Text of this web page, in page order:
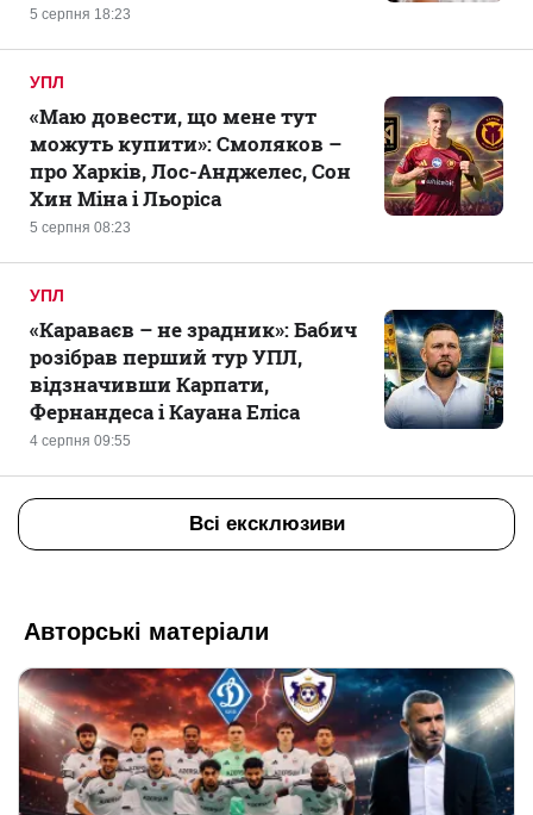
5 серпня 18:23
УПЛ
5 серпня 08:23
«Маю довести, що мене тут
можуть купити»: Смоляков –
про Харків, Лос-Анджелес, Сон
Хин Міна і Льоріса
УПЛ
4 серпня 09:55
«Караваєв – не зрадник»: Бабич
розібрав перший тур УПЛ,
відзначивши Карпати,
Фернандеса і Кауана Еліса
Всі ексклюзиви
Авторські матеріали